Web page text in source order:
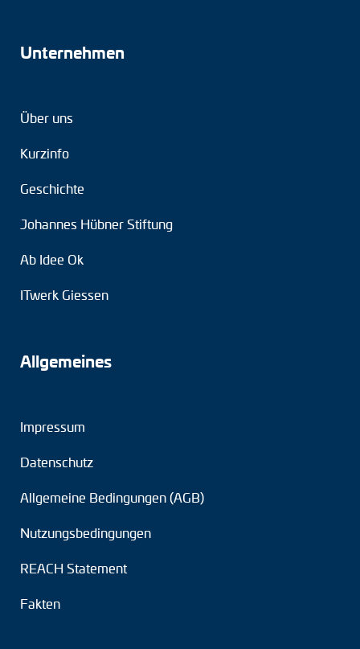
Unternehmen
Über uns
Kurzinfo
Geschichte
Johannes Hübner Stiftung
Ab Idee Ok
ITwerk Giessen
Allgemeines
Impressum
Datenschutz
Allgemeine Bedingungen (AGB)
Nutzungsbedingungen
REACH Statement
Fakten